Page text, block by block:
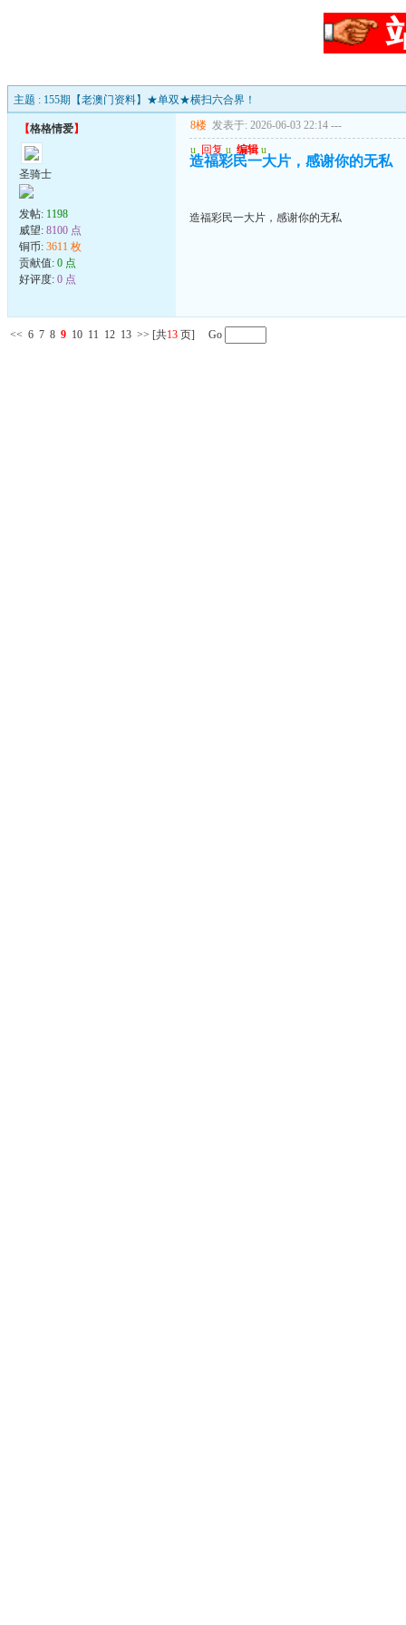
主题 : 155期【老澳门资料】★单双★横扫六合界！
【格格情爱】
圣骑士
发帖: 1198
威望: 8100 点
铜币: 3611 枚
贡献值: 0 点
好评度: 0 点
8楼 发表于: 2026-06-03 22:14 ---
u 回复 u 编辑 u
造福彩民一大片，感谢你的无私
造福彩民一大片，感谢你的无私
<< 6 7 8 9 10 11 12 13 >> [共13 页] Go